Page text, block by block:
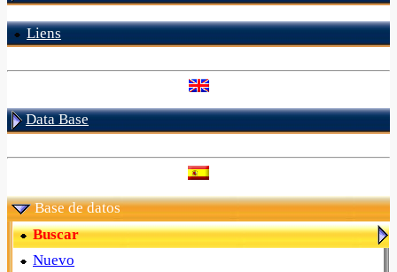
Liens
Data Base
Base de datos
Buscar
Nuevo